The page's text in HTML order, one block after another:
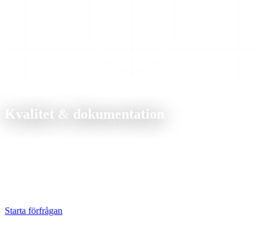
Kvalitet & dokumentation
Starta förfrågan